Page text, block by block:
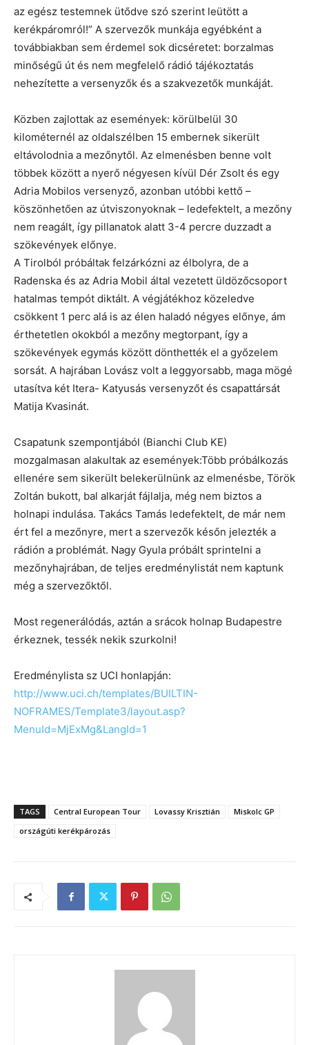
az egész testemnek ütődve szó szerint leütött a
kerékpáromról!” A szervezők munkája egyébként a
továbbiakban sem érdemel sok dicséretet: borzalmas
minőségű út és nem megfelelő rádió tájékoztatás
nehezítette a versenyzők és a szakvezetők munkáját.
Közben zajlottak az események: körülbelül 30
kilométernél az oldalszélben 15 embernek sikerült
eltávolodnia a mezőnytől. Az elmenésben benne volt
többek között a nyerő négyesen kívül Dér Zsolt és egy
Adria Mobilos versenyző, azonban utóbbi kettő –
köszönhetően az útviszonyoknak – ledefektelt, a mezőny
nem reagált, így pillanatok alatt 3-4 percre duzzadt a
szökevények előnye.
A Tirolból próbáltak felzárkózni az élbolyra, de a
Radenska és az Adria Mobil által vezetett üldözőcsoport
hatalmas tempót diktált. A végjátékhoz közeledve
csökkent 1 perc alá is az élen haladó négyes előnye, ám
érthetetlen okokból a mezőny megtorpant, így a
szökevények egymás között dönthették el a győzelem
sorsát. A hajrában Lovász volt a leggyorsabb, maga mögé
utasítva két Itera- Katyusás versenyzőt és csapattársát
Matija Kvasinát.
Csapatunk szempontjából (Bianchi Club KE)
mozgalmasan alakultak az események:Több próbálkozás
ellenére sem sikerült belekerülnünk az elmenésbe, Török
Zoltán bukott, bal alkarját fájlalja, még nem biztos a
holnapi indulása. Takács Tamás ledefektelt, de már nem
ért fel a mezőnyre, mert a szervezők későn jelezték a
rádión a problémát. Nagy Gyula próbált sprintelni a
mezőnyhajrában, de teljes eredménylistát nem kaptunk
még a szervezőktől.
Most regenerálódás, aztán a srácok holnap Budapestre
érkeznek, tessék nekik szurkolni!
Eredménylista sz UCI honlapján:
http://www.uci.ch/templates/BUILTIN-
NOFRAMES/Template3/layout.asp?
MenuId=MjExMg&LangId=1
TAGS Central European Tour Lovassy Krisztián
Miskolc GP
országúti kerékpározás